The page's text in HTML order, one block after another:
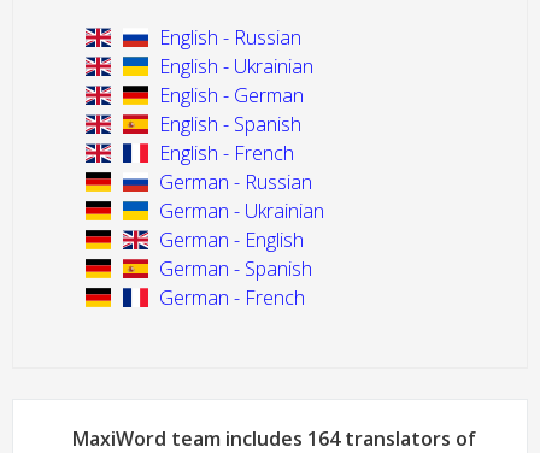
English - Russian
English - Ukrainian
English - German
English - Spanish
English - French
German - Russian
German - Ukrainian
German - English
German - Spanish
German - French
MaxiWord team includes 164 translators of